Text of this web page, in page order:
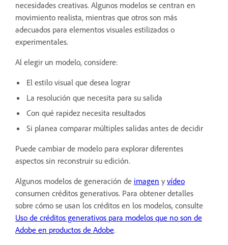
necesidades creativas. Algunos modelos se centran en
movimiento realista, mientras que otros son más
adecuados para elementos visuales estilizados o
experimentales.
Al elegir un modelo, considere:
El estilo visual que desea lograr
La resolución que necesita para su salida
Con qué rapidez necesita resultados
Si planea comparar múltiples salidas antes de decidir
Puede cambiar de modelo para explorar diferentes
aspectos sin reconstruir su edición.
Algunos modelos de generación de imagen y vídeo
consumen créditos generativos. Para obtener detalles
sobre cómo se usan los créditos en los modelos, consulte
Uso de créditos generativos para modelos que no son de
Adobe en productos de Adobe.